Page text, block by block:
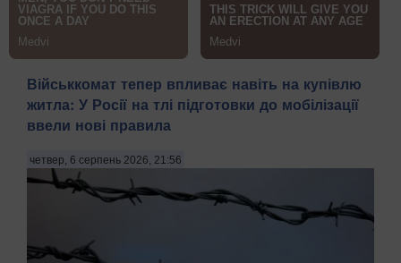
Військкомат тепер впливає навіть на купівлю
житла: У Росії на тлі підготовки до мобілізації
ввели нові правила
четвер, 6 серпень 2026, 21:56